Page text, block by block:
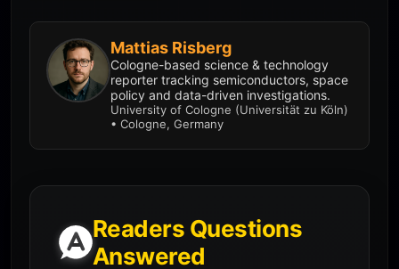
Mattias Risberg
Cologne-based science & technology
reporter tracking semiconductors, space
policy and data-driven investigations.
University of Cologne (Universität zu Köln)
• Cologne, Germany
Readers Questions
Answered